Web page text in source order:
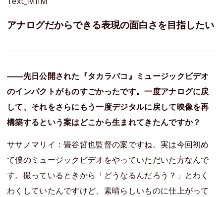
アナログだからできる表現の面白さを目指したい
――先日公開された『タカラバコ』ミュージックビデオ
のインパクトがものすごかったです。一度アナログに戻
して、それをさらにもう一度デジタルに戻して映像を再
構築するという案はどこから生まれてきたんですか？
ササノマリイ：畳谷哲也監督の案ですね。実は今回初め
て僕のミュージックビデオをやっていただいた方なんで
す。撮っているときから「どうなるんだろう？」とわく
わくしていたんですけど、素晴らしいものに仕上がって